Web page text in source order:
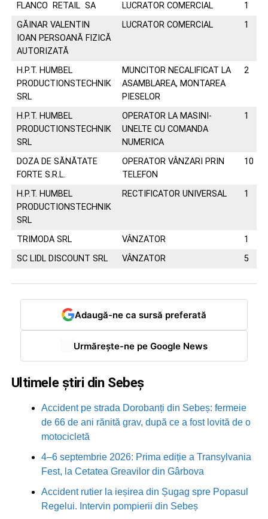
FLANCO RETAIL SA
LUCRATOR COMERCIAL
1
GĂINAR VALENTIN
IOAN PERSOANĂ FIZICĂ
AUTORIZATĂ
LUCRATOR COMERCIAL 1
H.P.T. HUMBEL
PRODUCTIONSTECHNIK
SRL
MUNCITOR NECALIFICAT LA
ASAMBLAREA, MONTAREA
PIESELOR
2
H.P.T. HUMBEL
PRODUCTIONSTECHNIK
SRL
OPERATOR LA MASINI-
UNELTE CU COMANDA
NUMERICA
1
DOZA DE SĂNĂTATE
FORTE S.R.L.
OPERATOR VÂNZARI PRIN
TELEFON
10
H.P.T. HUMBEL
PRODUCTIONSTECHNIK
SRL
RECTIFICATOR UNIVERSAL 1
TRIMODA SRL VÂNZATOR
1
SC LIDL DISCOUNT SRL
VÂNZATOR 5
Adaugă-ne ca sursă preferată
Urmărește-ne pe Google News
Ultimele știri din Sebeș
Accident pe strada Dorobanți din Sebeș: fermeie
de 66 de ani rănită grav, după ce a fost lovită de o
motocicletă
4–6 septembrie 2026: Prima ediție a Transylvania
Fest, la Cetatea Greavilor din Gârbova
Accident rutier la ieșirea din Șugag spre Popasul
Regelui. Intervin pompierii din Sebeș